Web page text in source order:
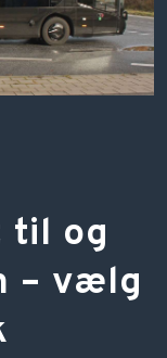
til og
– vælg